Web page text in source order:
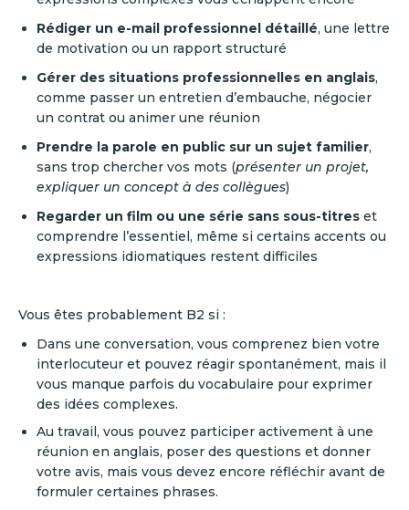
Rédiger un e-mail professionnel détaillé, une lettre
de motivation ou un rapport structuré
Gérer des situations professionnelles en anglais,
comme passer un entretien d’embauche, négocier
un contrat ou animer une réunion
Prendre la parole en public sur un sujet familier,
sans trop chercher vos mots (présenter un projet,
expliquer un concept à des collègues)
Regarder un film ou une série sans sous-titres et
comprendre l’essentiel, même si certains accents ou
expressions idiomatiques restent difficiles
Vous êtes probablement B2 si :
Dans une conversation, vous comprenez bien votre
interlocuteur et pouvez réagir spontanément, mais il
vous manque parfois du vocabulaire pour exprimer
des idées complexes.
Au travail, vous pouvez participer activement à une
réunion en anglais, poser des questions et donner
votre avis, mais vous devez encore réfléchir avant de
formuler certaines phrases.